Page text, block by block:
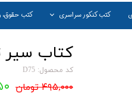
خروج از حساب کاربریکتب کنکور سراسری کتب حقوق،
کتاب سیر
کد محصول: D75
۴۹۵,۰۰۰ تومان